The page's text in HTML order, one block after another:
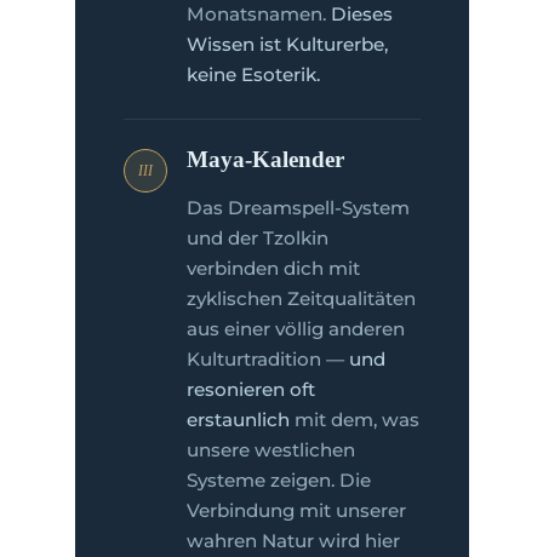
Monatsnamen. Dieses
Wissen ist Kulturerbe,
keine Esoterik.
III Maya-Kalender
Das Dreamspell-System
und der Tzolkin
verbinden dich mit
zyklischen Zeitqualitäten
aus einer völlig anderen
Kulturtradition — und
resonieren oft
erstaunlich mit dem, was
unsere westlichen
Systeme zeigen. Die
Verbindung mit unserer
wahren Natur wird hier